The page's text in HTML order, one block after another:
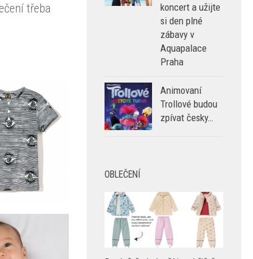
třeba
koncert a užijte
si den plné
zábavy v
Aquapalace
Praha
Animovaní
Trollové budou
zpívat česky…
OBLEČENÍ